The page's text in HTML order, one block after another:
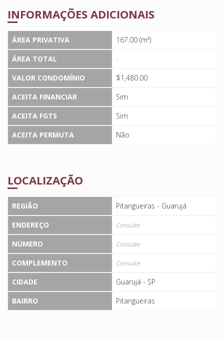
INFORMAÇÕES ADICIONAIS
ÁREA PRIVATIVA
167.00 (m²)
ÁREA TOTAL
-
VALOR CONDOMÍNIO
$1,480.00
ACEITA FINANCIAR
Sim
ACEITA FGTS
Sim
ACEITA PERMUTA
Não
LOCALIZAÇÃO
REGIÃO
Pitangueiras - Guarujá
ENDEREÇO
Consulte
NÚMERO Consulte
COMPLEMENTO Consulte
CIDADE
Guarujá - SP
BAIRRO
Pitangueiras